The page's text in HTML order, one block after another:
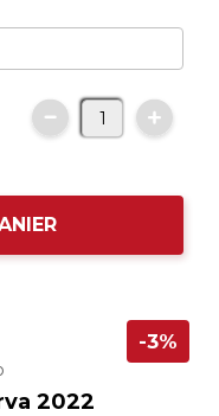
2022
-3%